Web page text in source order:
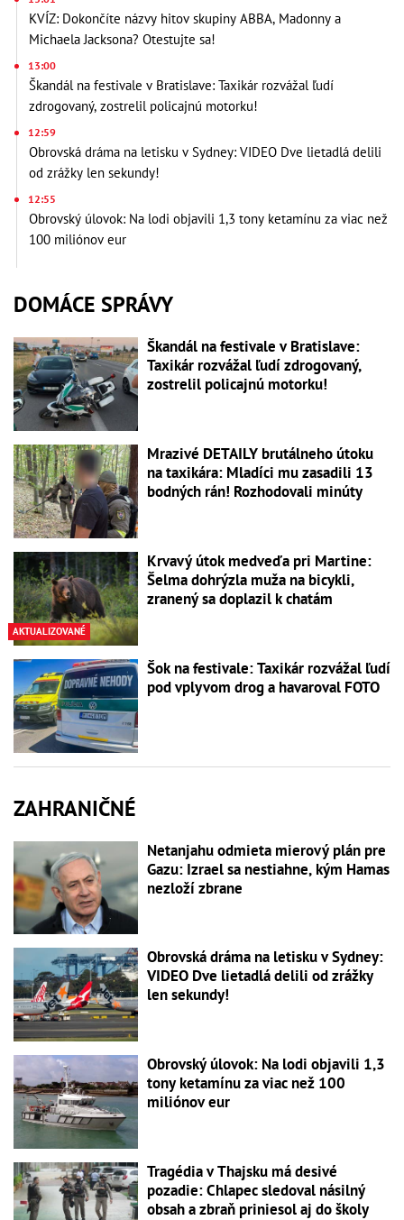
KVÍZ: Dokončíte názvy hitov skupiny ABBA, Madonny a
Michaela Jacksona? Otestujte sa!
13:00
Škandál na festivale v Bratislave: Taxikár rozvážal ľudí
zdrogovaný, zostrelil policajnú motorku!
12:59
Obrovská dráma na letisku v Sydney: VIDEO Dve lietadlá delili
od zrážky len sekundy!
12:55
Obrovský úlovok: Na lodi objavili 1,3 tony ketamínu za viac než
100 miliónov eur
DOMÁCE SPRÁVY
Škandál na festivale v Bratislave:
Taxikár rozvážal ľudí zdrogovaný,
zostrelil policajnú motorku!
Mrazivé DETAILY brutálneho útoku
na taxikára: Mladíci mu zasadili 13
bodných rán! Rozhodovali minúty
AKTUALIZOVANÉ
Krvavý útok medveďa pri Martine:
Šelma dohrýzla muža na bicykli,
zranený sa doplazil k chatám
Šok na festivale: Taxikár rozvážal ľudí
pod vplyvom drog a havaroval FOTO
ZAHRANIČNÉ
Netanjahu odmieta mierový plán pre
Gazu: Izrael sa nestiahne, kým Hamas
nezloží zbrane
Obrovská dráma na letisku v Sydney:
VIDEO Dve lietadlá delili od zrážky
len sekundy!
Obrovský úlovok: Na lodi objavili 1,3
tony ketamínu za viac než 100
miliónov eur
Tragédia v Thajsku má desivé
pozadie: Chlapec sledoval násilný
obsah a zbraň priniesol aj do školy